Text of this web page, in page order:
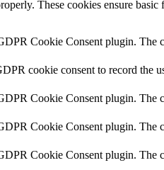
These cookies ensure
Cookie Consent plugin. The
cookie consent to record the
Cookie Consent plugin. The
Cookie Consent plugin. The
Cookie Consent plugin. The